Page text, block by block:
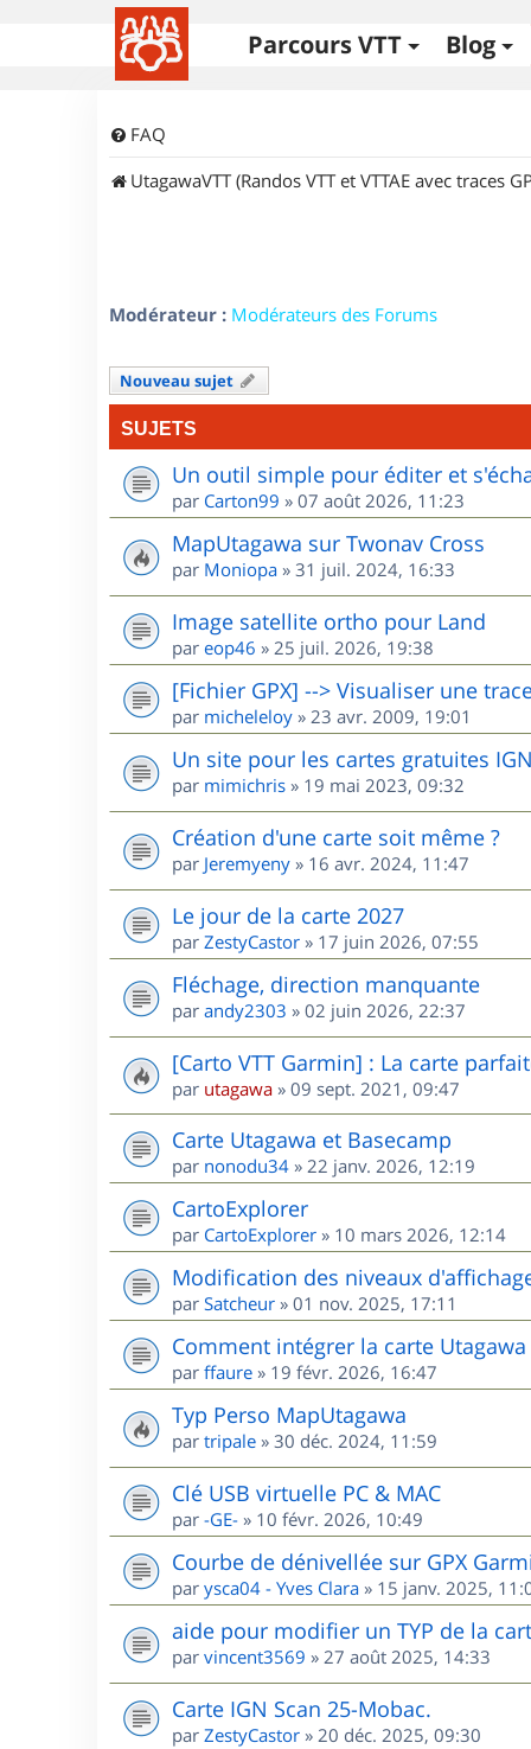
Parcours VTT Blog
FAQ
UtagawaVTT (Randos VTT et VTTAE avec traces
Modérateur : Modérateurs des Forums
Nouveau sujet
SUJETS
Un outil simple pour éditer et
par Carton99 » 07 août 2026, 11:23
MapUtagawa sur Twonav Cross
par Moniopa » 31 juil. 2024, 16:33
Image satellite ortho pour Land
par eop46 » 25 juil. 2026, 19:38
[Fichier GPX] --> Visualiser une
par micheleloy » 23 avr. 2009, 19:01
Un site pour les cartes gratuites
par mimichris » 19 mai 2023, 09:32
Création d'une carte soit même ?
par Jeremyeny » 16 avr. 2024, 11:47
Le jour de la carte 2027
par ZestyCastor » 17 juin 2026, 07:55
Fléchage, direction manquante
par andy2303 » 02 juin 2026, 22:37
[Carto VTT Garmin] : La carte
par utagawa » 09 sept. 2021, 09:47
Carte Utagawa et Basecamp
par nonodu34 » 22 janv. 2026, 12:19
CartoExplorer
par CartoExplorer » 10 mars 2026, 12:14
Modification des niveaux
par Satcheur » 01 nov. 2025, 17:11
Comment intégrer la carte
par ffaure » 19 févr. 2026, 16:47
Typ Perso MapUtagawa
par tripale » 30 déc. 2024, 11:59
Clé USB virtuelle PC & MAC
par -GE- » 10 févr. 2026, 10:49
Courbe de dénivellée sur GPX
par ysca04 - Yves Clara » 15 janv. 2025,
aide pour modifier un TYP de la
par vincent3569 » 27 août 2025, 14:33
Carte IGN Scan 25-Mobac.
par ZestyCastor » 20 déc. 2025, 09:30